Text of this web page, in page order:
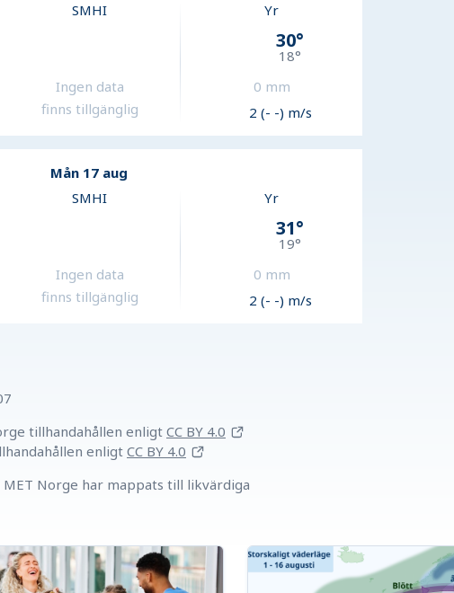
SMHI
Ingen data
finns tillgänglig
Yr
30°
18°
0 mm
2 (- -) m/s
Mån 17 aug
SMHI
Ingen data
finns tillgänglig
Yr
31°
19°
0 mm
2 (- -) m/s
tillhandahållen enligt CC BY 4.0
enligt CC BY 4.0
Norge har mappats till likvärdiga